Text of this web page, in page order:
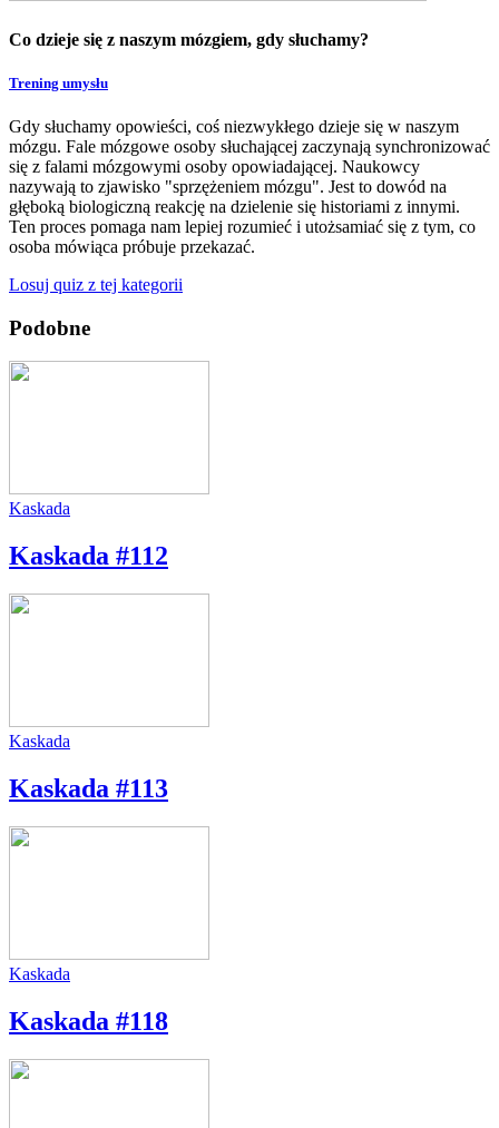
Co dzieje się z naszym mózgiem, gdy słuchamy?
Trening umysłu
Gdy słuchamy opowieści, coś niezwykłego dzieje się w naszym
mózgu. Fale mózgowe osoby słuchającej zaczynają synchronizować
się z falami mózgowymi osoby opowiadającej. Naukowcy
nazywają to zjawisko "sprzężeniem mózgu". Jest to dowód na
głęboką biologiczną reakcję na dzielenie się historiami z innymi.
Ten proces pomaga nam lepiej rozumieć i utożsamiać się z tym, co
osoba mówiąca próbuje przekazać.
Losuj quiz z tej kategorii
Podobne
Kaskada
Kaskada #112
Kaskada
Kaskada #113
Kaskada
Kaskada #118